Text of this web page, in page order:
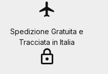
flight
Spedizione Gratuita e
Tracciata in Italia
lock